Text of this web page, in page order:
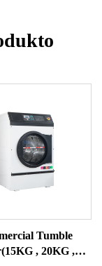
Tumble
, 20KG ,